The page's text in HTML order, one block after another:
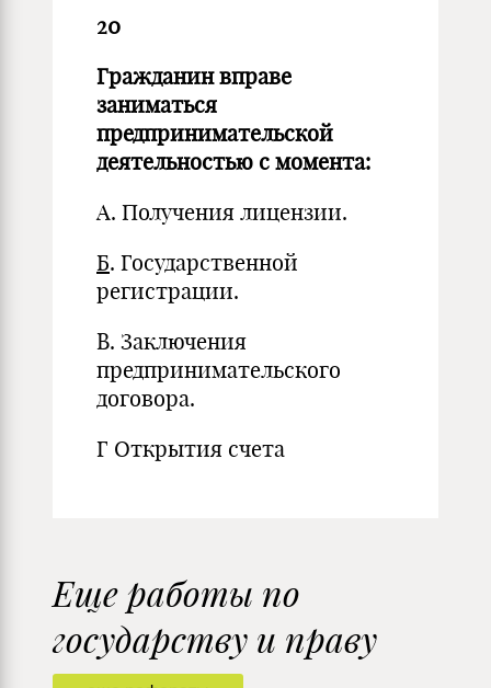
20
Гражданин вправе
заниматься
предпринимательской
деятельностью с момента:
А. Получения лицензии.
Б. Государственной
регистрации.
В. Заключения
предпринимательского
договора.
Г Открытия счета
Еще работы по
государству и праву